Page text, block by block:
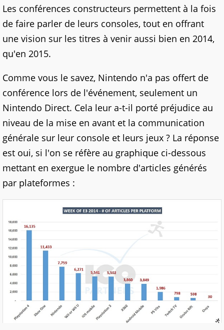
Les conférences constructeurs permettent à la fois
de faire parler de leurs consoles, tout en offrant
une vision sur les titres à venir aussi bien en 2014,
qu'en 2015.
Comme vous le savez, Nintendo n'a pas offert de
conférence lors de l'événement, seulement un
Nintendo Direct. Cela leur a-t-il porté préjudice au
niveau de la mise en avant et la communication
générale sur leur console et leurs jeux ? La réponse
est oui, si l'on se réfère au graphique ci-dessous
mettant en exergue le nombre d'articles générés
par plateformes :